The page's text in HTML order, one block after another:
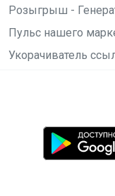
Розыгрыш -
Пульс нашего
Укорачиватель